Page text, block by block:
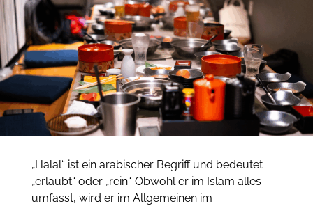
„Halal“ ist ein arabischer Begriff und bedeutet
„erlaubt“ oder „rein“. Obwohl er im Islam alles
umfasst, wird er im Allgemeinen im